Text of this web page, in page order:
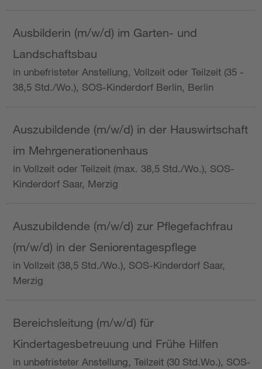
Ausbilderin (m/w/d) im Garten- und
Landschaftsbau
in unbefristeter Anstellung, Vollzeit oder Teilzeit (35 -
38,5 Std./Wo.), SOS-Kinderdorf Berlin, Berlin
Auszubildende (m/w/d) in der Hauswirtschaft
im Mehrgenerationenhaus
in Vollzeit oder Teilzeit (max. 38,5 Std./Wo.), SOS-
Kinderdorf Saar, Merzig
Auszubildende (m/w/d) zur Pflegefachfrau
(m/w/d) in der Seniorentagespflege
in Vollzeit (38,5 Std./Wo.), SOS-Kinderdorf Saar,
Merzig
Bereichsleitung (m/w/d) für
Kindertagesbetreuung und Frühe Hilfen
in unbefristeter Anstellung, Teilzeit (30 Std.Wo.), SOS-